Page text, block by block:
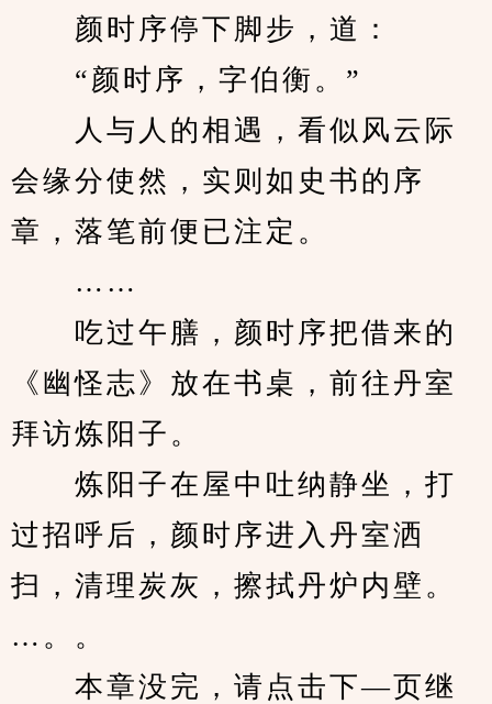
颜时序停下脚步，道：
“颜时序，字伯衡。”
人与人的相遇，看似风云际
会缘分使然，实则如史书的序
章，落笔前便已注定。
……
吃过午膳，颜时序把借来的
《幽怪志》放在书桌，前往丹室
拜访炼阳子。
炼阳子在屋中吐纳静坐，打
过招呼后，颜时序进入丹室洒
扫，清理炭灰，擦拭丹炉内壁。
…。。
本章没完，请点击下—页继